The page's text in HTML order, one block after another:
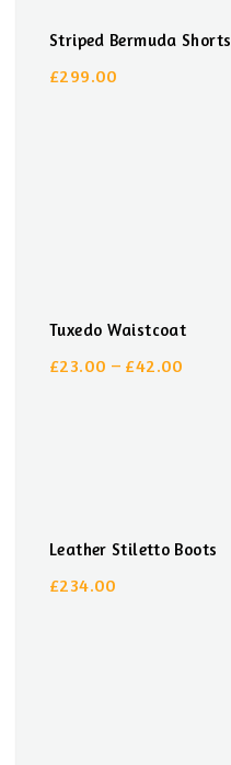
Striped Bermuda Shorts
£299.00
Tuxedo Waistcoat
£23.00 – £42.00
Leather Stiletto Boots
£234.00